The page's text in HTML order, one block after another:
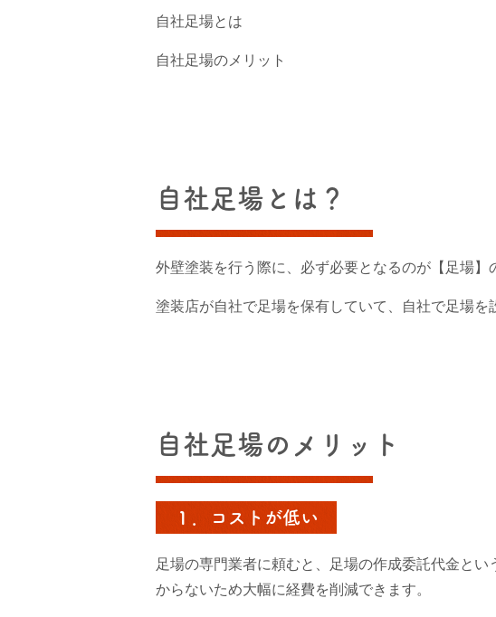
自社足場とは
自社足場のメリット
自社足場とは？
外壁塗装を行う際に、必ず必要となるのが【足場】
塗装店が自社で足場を保有していて、自社で足場
自社足場のメリット
１．コストが低い
足場の専門業者に頼むと、足場の作成委託代金と
からないため大幅に経費を削減できます。